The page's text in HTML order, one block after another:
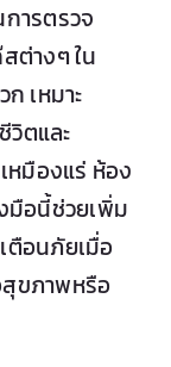
ารตรวจ
ต่างๆ ใน
เหมาะ
ตและ
หมืองแร่ ห้อง
มือนี้ช่วยเพิ่ม
ตือนภัยเมื่อ
ขภาพหรือ